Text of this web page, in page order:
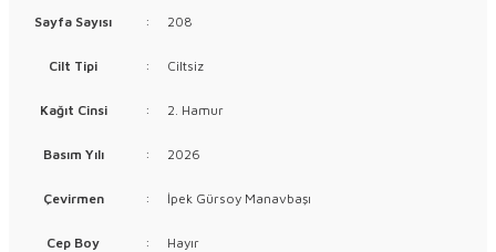
Sayfa Sayısı : 208
Cilt Tipi : Ciltsiz
Kağıt Cinsi : 2. Hamur
Basım Yılı : 2026
Çevirmen : İpek Gürsoy Manavbaşı
Cep Boy : Hayır